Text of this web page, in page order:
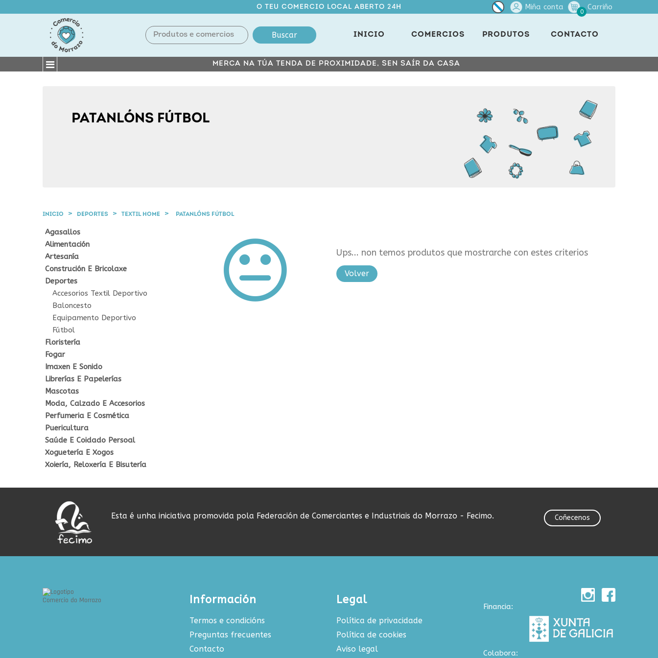
O TEU COMERCIO LOCAL ABERTO 24H Miña conta
0
Carriño
Buscar INICIO COMERCIOS PRODUTOS CONTACTO
MERCA NA TÚA TENDA DE PROXIMIDADE, SEN SAÍR DA CASA
PATANLÓNS FÚTBOL
INICIO DEPORTES TEXTIL HOME PATANLÓNS FÚTBOL
Agasallos
Alimentación
Artesanía
Construción E Bricolaxe
Deportes
Accesorios Textil Deportivo
Baloncesto
Equipamento Deportivo
Fútbol
Floristería
Fogar
Imaxen E Sonido
Librerías E Papelerías
Mascotas
Moda, Calzado E Accesorios
Perfumeria E Cosmética
Puericultura
Saúde E Coidado Persoal
Xoguetería E Xogos
Xoiería, Reloxería E Bisutería
Ups... non temos produtos que mostrarche con estes criterios
Volver
Esta é unha iniciativa promovida pola Federación de Comerciantes e Industriais do Morrazo - Fecimo. Coñecenos
Información
Termos e condicións
Preguntas frecuentes
Contacto
Legal
Política de privacidade
Política de cookies
Aviso legal
Financia:
Colabora: